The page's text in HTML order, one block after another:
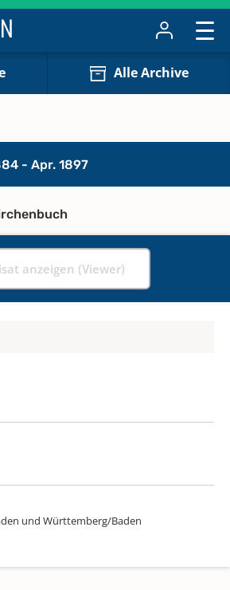
Alle Archive
- Apr. 1897
anzeigen (Viewer)
und Württemberg/Baden